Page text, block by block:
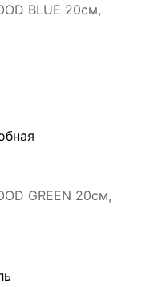
BLUE 20см,
GREEN 20см,